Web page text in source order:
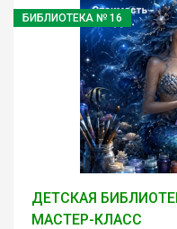
БИБЛИОТЕКА № 16
ДЕТСКАЯ
МАСТЕР-КЛАСС